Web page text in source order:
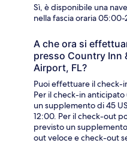
Sì, è disponibile una
nella fascia oraria 05:00-
A che ora si
presso Country Inn
Airport, FL?
Puoi effettuare il check-
Per il check-in
un supplemento di 45
12:00. Per il check-out
previsto un
out veloce e check-out